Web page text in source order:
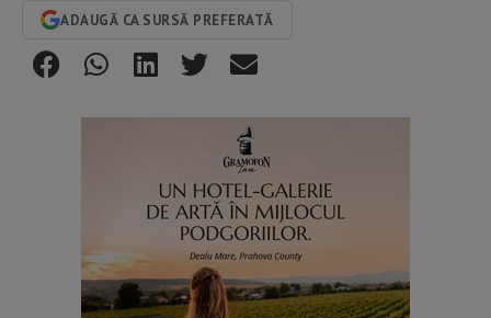
ADAUGĂ CA SURSĂ PREFERATĂ